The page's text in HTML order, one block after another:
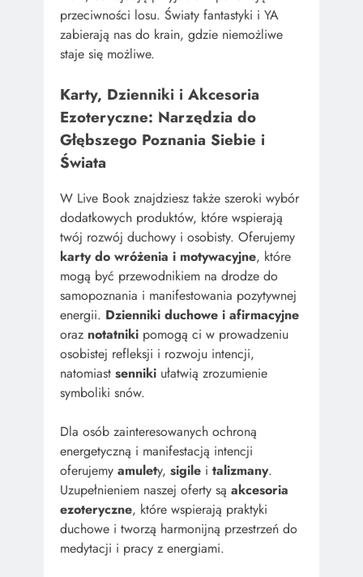
przeciwności losu. Światy fantastyki i YA
zabierają nas do krain, gdzie niemożliwe
staje się możliwe.
Karty, Dzienniki i Akcesoria
Ezoteryczne: Narzędzia do
Głębszego Poznania Siebie i
Świata
W Live Book znajdziesz także szeroki wybór
dodatkowych produktów, które wspierają
twój rozwój duchowy i osobisty. Oferujemy
karty do wróżenia i motywacyjne, które
mogą być przewodnikiem na drodze do
samopoznania i manifestowania pozytywnej
energii. Dzienniki duchowe i afirmacyjne
oraz notatniki pomogą ci w prowadzeniu
osobistej refleksji i rozwoju intencji,
natomiast senniki ułatwią zrozumienie
symboliki snów.
Dla osób zainteresowanych ochroną
energetyczną i manifestacją intencji
oferujemy amulety, sigile i talizmany.
Uzupełnieniem naszej oferty są akcesoria
ezoteryczne, które wspierają praktyki
duchowe i tworzą harmonijną przestrzeń do
medytacji i pracy z energiami.